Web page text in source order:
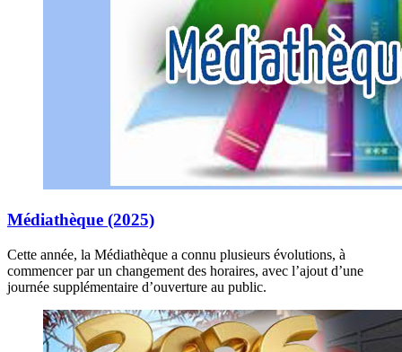
Médiathèque (2025)
Cette année, la Médiathèque a connu plusieurs évolutions, à
commencer par un changement des horaires, avec l’ajout d’une
journée supplémentaire d’ouverture au public.